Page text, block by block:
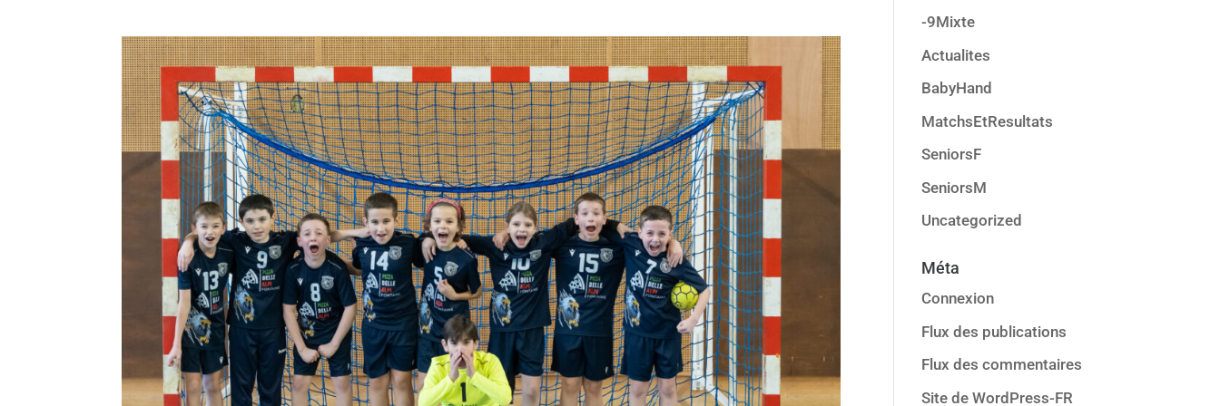
-9Mixte
Actualites
BabyHand
MatchsEtResultats
SeniorsF
SeniorsM
Uncategorized
Méta
Connexion
Flux des publications
Flux des commentaires
Site de WordPress-FR